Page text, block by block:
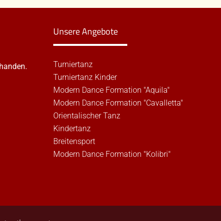
Unsere Angebote
Turniertanz
Turniertanz Kinder
Modern Dance Formation "Aquila"
Modern Dance Formation "Cavalletta"
Orientalischer Tanz
Kindertanz
Breitensport
Modern Dance Formation "Kolibri"